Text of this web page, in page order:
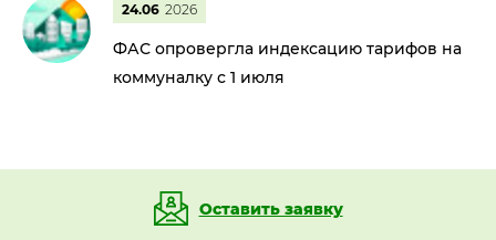
24.06 2026
ФАС опровергла индексацию тарифов на
коммуналку с 1 июля
Оставить заявку